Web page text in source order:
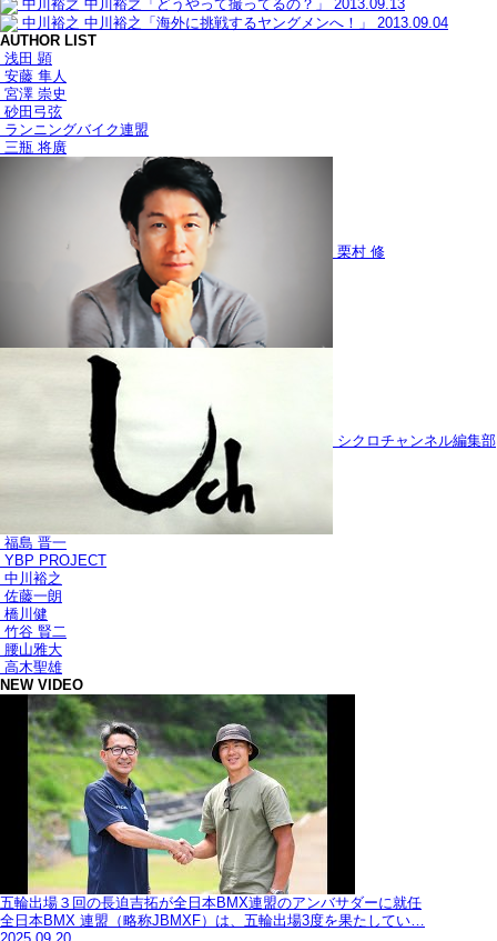
中川裕之 中川裕之「どうやって撮ってるの？」
2013.09.13
中川裕之 中川裕之「海外に挑戦するヤングメンへ！」
2013.09.04
AUTHOR LIST
浅田 顕
安藤 隼人
宮澤 崇史
砂田弓弦
ランニングバイク連盟
三瓶 将廣
栗村 修
シクロチャンネル編集部
福島 晋一
YBP PROJECT
中川裕之
佐藤一朗
橋川健
竹谷 賢二
腰山雅大
高木聖雄
NEW VIDEO
五輪出場３回の長迫吉拓が全日本BMX連盟のアンバサダーに就任
全日本BMX 連盟（略称JBMXF）は、五輪出場3度を果たしてい…